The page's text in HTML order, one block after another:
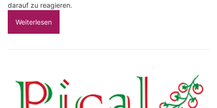
darauf zu reagieren.
Weiterlesen